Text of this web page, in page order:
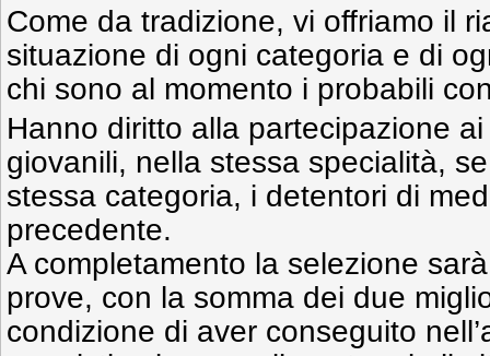
Come da tradizione, vi offriamo il
situazione di ogni categoria e di
chi sono al momento i probabili
Hanno diritto alla partecipazione
giovanili, nella stessa specialità,
stessa categoria, i detentori di
precedente.
A completamento la selezione
prove, con la somma dei due
condizione di aver conseguito